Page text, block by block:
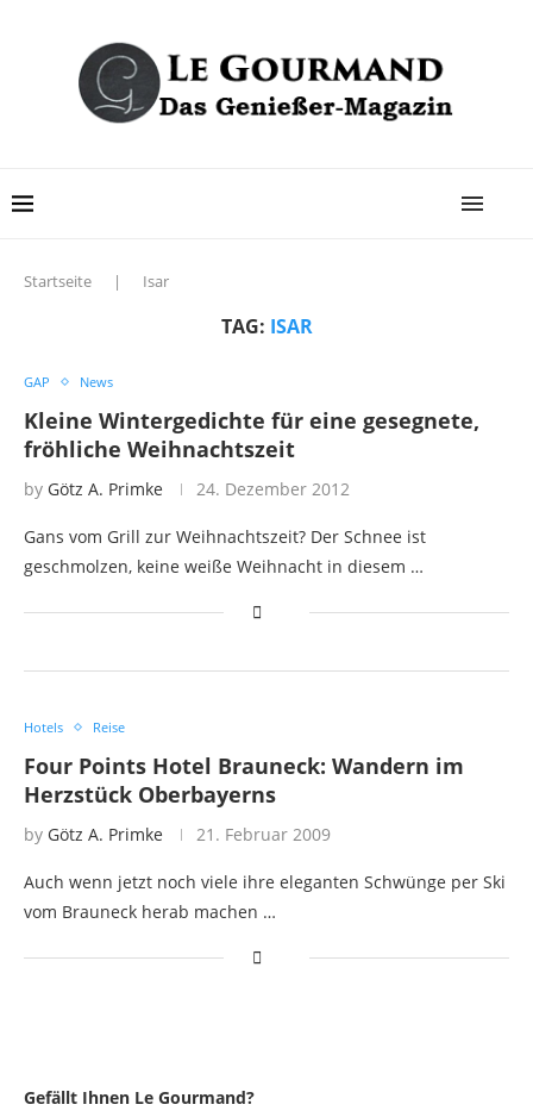
Startseite | Isar
TAG: ISAR
GAP News
Kleine Wintergedichte für eine gesegnete,
fröhliche Weihnachtszeit
by Götz A. Primke 24. Dezember 2012
Gans vom Grill zur Weihnachtszeit? Der Schnee ist
geschmolzen, keine weiße Weihnacht in diesem …
Hotels Reise
Four Points Hotel Brauneck: Wandern im
Herzstück Oberbayerns
by Götz A. Primke 21. Februar 2009
Auch wenn jetzt noch viele ihre eleganten Schwünge per Ski
vom Brauneck herab machen …
Gefällt Ihnen Le Gourmand?